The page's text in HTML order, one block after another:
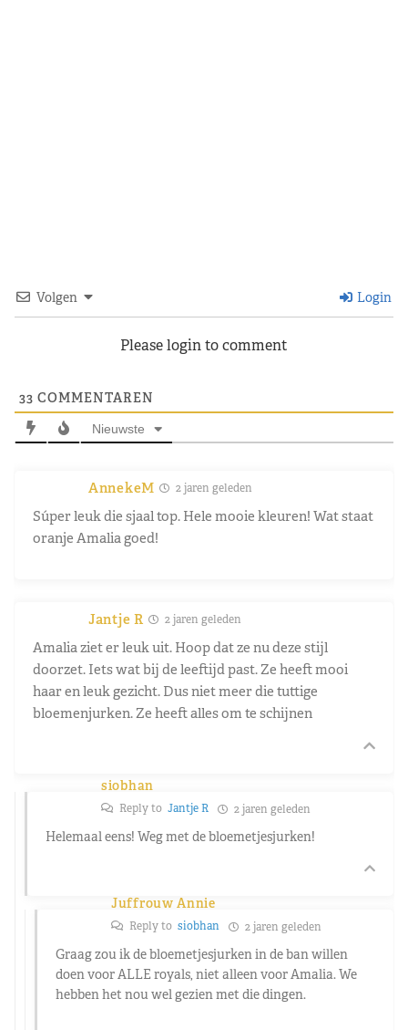
Volgen Login
Please login to comment
33 COMMENTAREN
Nieuwste
AnnekeM 2 jaren geleden
Súper leuk die sjaal top. Hele mooie kleuren! Wat staat
oranje Amalia goed!
Jantje R 2 jaren geleden
Amalia ziet er leuk uit. Hoop dat ze nu deze stijl
doorzet. Iets wat bij de leeftijd past. Ze heeft mooi
haar en leuk gezicht. Dus niet meer die tuttige
bloemenjurken. Ze heeft alles om te schijnen
siobhan
Reply to Jantje R 2 jaren geleden
Helemaal eens! Weg met de bloemetjesjurken!
Juffrouw Annie
Reply to siobhan 2 jaren geleden
Graag zou ik de bloemetjesjurken in de ban willen
doen voor ALLE royals, niet alleen voor Amalia. We
hebben het nou wel gezien met die dingen.